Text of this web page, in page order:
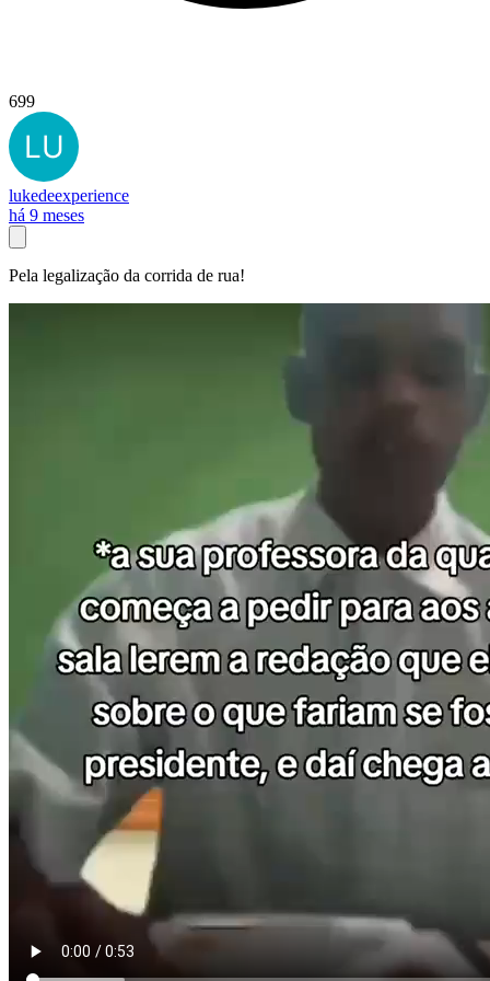
699
lukedeexperience
há 9 meses
Pela legalização da corrida de rua!